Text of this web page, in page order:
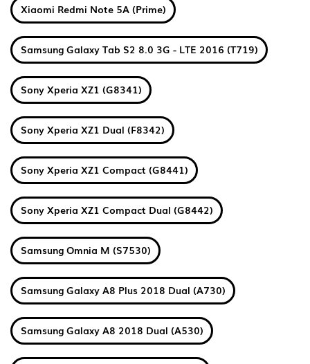
Xiaomi Redmi Note 5A (Prime)
Samsung Galaxy Tab S2 8.0 3G - LTE 2016 (T719)
Sony Xperia XZ1 (G8341)
Sony Xperia XZ1 Dual (F8342)
Sony Xperia XZ1 Compact (G8441)
Sony Xperia XZ1 Compact Dual (G8442)
Samsung Omnia M (S7530)
Samsung Galaxy A8 Plus 2018 Dual (A730)
Samsung Galaxy A8 2018 Dual (A530)